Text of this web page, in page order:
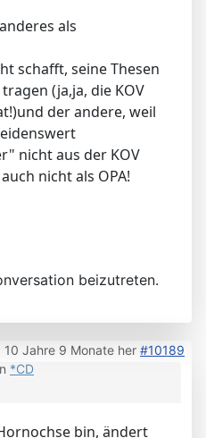
als
schafft, seine Thesen
(ja,ja, die KOV
der andere, weil
nicht aus der KOV
nicht als OPA!
beizutreten.
10 Jahre 9 Monate her #10189
*CD
bin, ändert